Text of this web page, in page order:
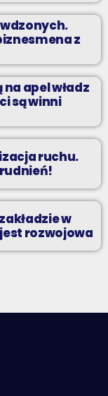
z
apel władz
są winni
ruchu.
w
rozwojowa